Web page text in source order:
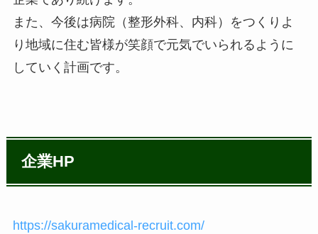
また、今後は病院（整形外科、内科）をつくりよ
り地域に住む皆様が笑顔で元気でいられるように
していく計画です。
企業HP
https://sakuramedical-recruit.com/